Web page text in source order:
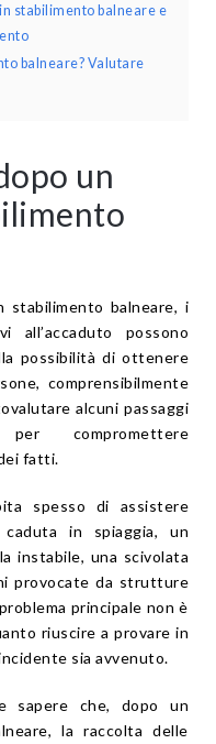
stabilimento balneare e
balneare? Valutare
un
stabilimento balneare, i
all’accaduto possono
possibilità di ottenere
comprensibilmente
alcuni passaggi
compromettere
fatti.
spesso di assistere
in spiaggia, un
instabile, una scivolata
provocate da strutture
principale non è
riuscire a provare in
sia avvenuto.
sapere che, dopo un
la raccolta delle